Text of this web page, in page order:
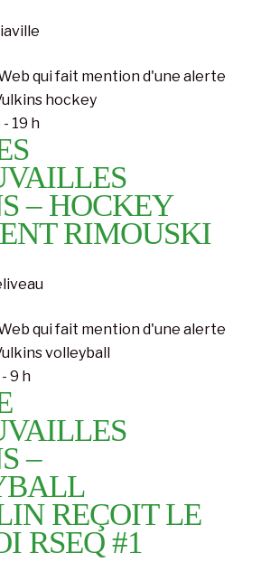
19 h
– HOCKEY
RIMOUSKI
9 h
–
REÇOIT LE
RSEQ #1